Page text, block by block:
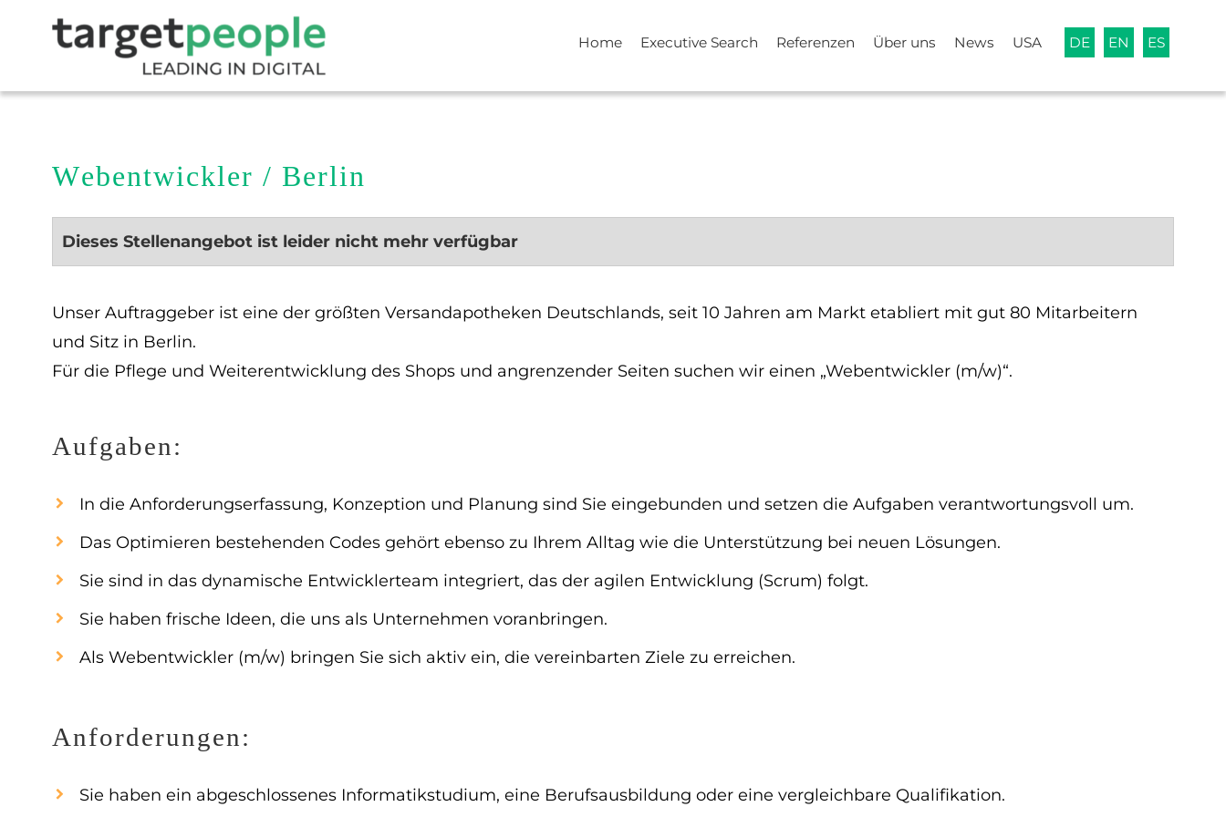
Home Executive Search Referenzen Über uns News USA DE EN ES
Webentwickler / Berlin
Dieses Stellenangebot ist leider nicht mehr verfügbar
Unser Auftraggeber ist eine der größten Versandapotheken Deutschlands, seit 10 Jahren am Markt etabliert mit gut 80 Mitarbeitern
und Sitz in Berlin.
Für die Pflege und Weiterentwicklung des Shops und angrenzender Seiten suchen wir einen „Webentwickler (m/w)“.
Aufgaben:
In die Anforderungserfassung, Konzeption und Planung sind Sie eingebunden und setzen die Aufgaben verantwortungsvoll um.
Das Optimieren bestehenden Codes gehört ebenso zu Ihrem Alltag wie die Unterstützung bei neuen Lösungen.
Sie sind in das dynamische Entwicklerteam integriert, das der agilen Entwicklung (Scrum) folgt.
Sie haben frische Ideen, die uns als Unternehmen voranbringen.
Als Webentwickler (m/w) bringen Sie sich aktiv ein, die vereinbarten Ziele zu erreichen.
Anforderungen:
Sie haben ein abgeschlossenes Informatikstudium, eine Berufsausbildung oder eine vergleichbare Qualifikation.